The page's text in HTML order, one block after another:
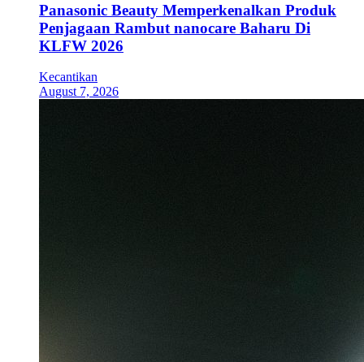
Panasonic Beauty Memperkenalkan Produk
Penjagaan Rambut nanocare Baharu Di
KLFW 2026
Kecantikan
August 7, 2026